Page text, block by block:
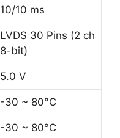
10/10 ms
LVDS 30 Pins (2 ch
8-bit)
5.0 V
-30 ~ 80°C
-30 ~ 80°C